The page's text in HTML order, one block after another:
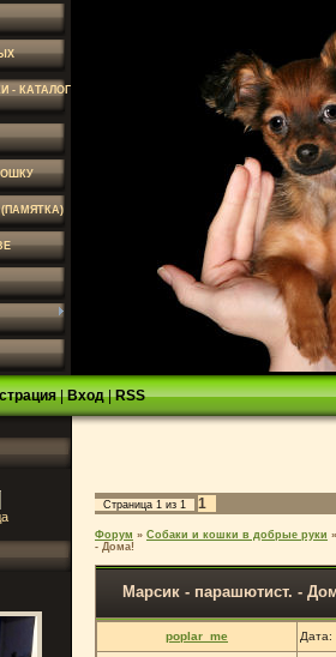
- КАТАЛОГ
|Вход|RSS
Страница 1 из 1 1
Форум » Собаки и кошки в добрые руки »
- Дома!
Марсик - парашютист. -
poplar_me